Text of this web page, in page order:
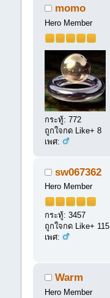
momo
Hero Member
กระทู้: 772
ถูกใจกด Like+ 8
เพศ:
sw067362
Hero Member
กระทู้: 3457
ถูกใจกด Like+ 115
เพศ:
Warm
Hero Member